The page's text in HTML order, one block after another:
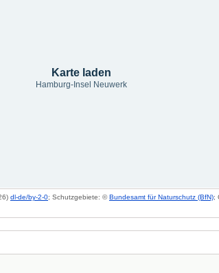
Karte laden
Hamburg-Insel Neuwerk
dl-de/by-2-0; Schutzgebiete: ©Bundesamt für Naturschutz (BfN);